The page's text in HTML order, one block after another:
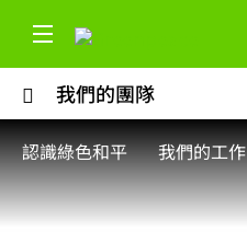
我們的團隊
認識綠色和平 我們的工作